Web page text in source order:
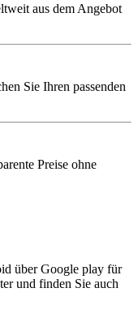
aus dem Angebot
Sie Ihren passenden
Preise ohne
über Google play für
und finden Sie auch